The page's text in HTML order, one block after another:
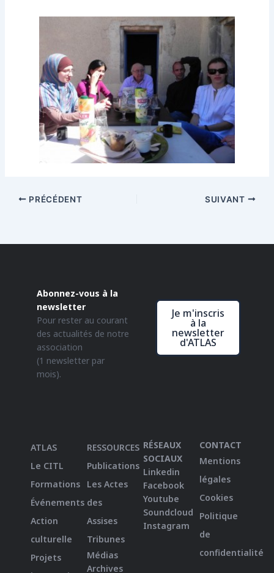
PRÉCÉDENT SUIVANT
Abonnez-vous à la
newsletter
Pour rester au courant
des actualités de notre
association
(1 newsletter par
mois).
Je m'inscris
à la
newsletter
d'ATLAS
ATLAS
Le CITL
Formations
Événements
Action
culturelle
Projets
RESSOURCES
Publications
Les Actes
des
Assises
Tribunes
Médias
Archives
RÉSEAUX
SOCIAUX
Linkedin
Facebook
Youtube
Soundcloud
Instagram
CONTACT
Mentions
légales
Cookies
Politique
de
confidentialité